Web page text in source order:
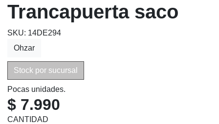
Trancapuerta saco
SKU: 14DE294
Ohzar
Stock por sucursal
Pocas unidades.
$ 7.990
CANTIDAD